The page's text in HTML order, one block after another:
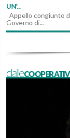
UN'...
Appello congiunto
Governo di...